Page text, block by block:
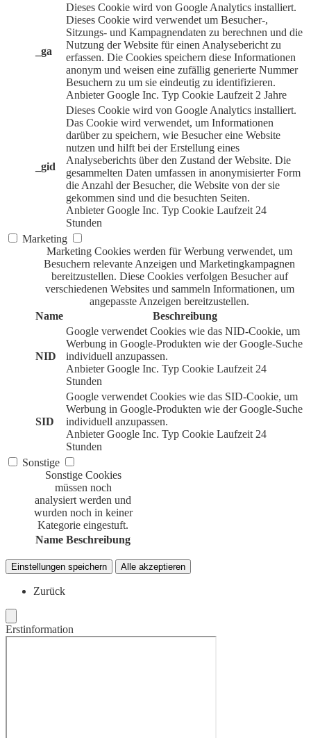
_ga
Dieses Cookie wird von Google Analytics installiert.
Dieses Cookie wird verwendet um Besucher-,
Sitzungs- und Kampagnendaten zu berechnen und die
Nutzung der Website für einen Analysebericht zu
erfassen. Die Cookies speichern diese Informationen
anonym und weisen eine zufällig generierte Nummer
Besuchern zu um sie eindeutig zu identifizieren.
Anbieter Google Inc. Typ Cookie Laufzeit 2 Jahre
_gid
Dieses Cookie wird von Google Analytics installiert.
Das Cookie wird verwendet, um Informationen
darüber zu speichern, wie Besucher eine Website
nutzen und hilft bei der Erstellung eines
Analyseberichts über den Zustand der Website. Die
gesammelten Daten umfassen in anonymisierter Form
die Anzahl der Besucher, die Website von der sie
gekommen sind und die besuchten Seiten.
Anbieter Google Inc. Typ Cookie Laufzeit 24
Stunden
Marketing
Marketing Cookies werden für Werbung verwendet, um
Besuchern relevante Anzeigen und Marketingkampagnen
bereitzustellen. Diese Cookies verfolgen Besucher auf
verschiedenen Websites und sammeln Informationen, um
angepasste Anzeigen bereitzustellen.
Name
Beschreibung
NID
Google verwendet Cookies wie das NID-Cookie, um
Werbung in Google-Produkten wie der Google-Suche
individuell anzupassen.
Anbieter Google Inc. Typ Cookie Laufzeit 24
Stunden
SID
Google verwendet Cookies wie das SID-Cookie, um
Werbung in Google-Produkten wie der Google-Suche
individuell anzupassen.
Anbieter Google Inc. Typ Cookie Laufzeit 24
Stunden
Sonstige
Sonstige Cookies
müssen noch
analysiert werden und
wurden noch in keiner
Kategorie eingestuft.
Name Beschreibung
Einstellungen speichern Alle akzeptieren
Zurück
Erstinformation